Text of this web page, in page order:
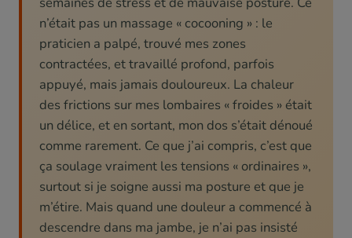
n’était pas un massage « cocooning » : le
praticien a palpé, trouvé mes zones
contractées, et travaillé profond, parfois
appuyé, mais jamais douloureux. La chaleur
des frictions sur mes lombaires « froides » était
un délice, et en sortant, mon dos s’était dénoué
comme rarement. Ce que j’ai compris, c’est que
ça soulage vraiment les tensions « ordinaires »,
surtout si je soigne aussi ma posture et que je
m’étire. Mais quand une douleur a commencé à
descendre dans ma jambe, je n’ai pas insisté